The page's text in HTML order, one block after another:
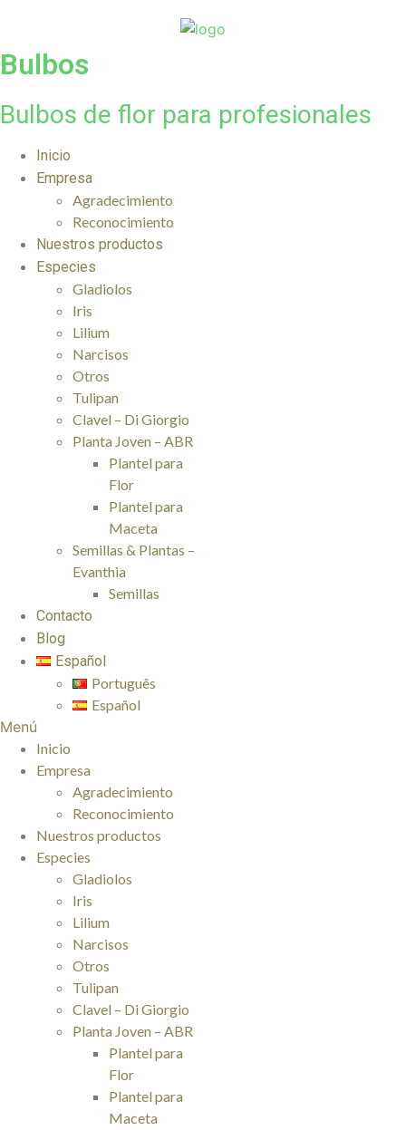
al
contenido
Bulbos
Bulbos de flor para profesionales
Inicio
Empresa
Agradecimiento
Reconocimiento
Nuestros productos
Especies
Gladiolos
Iris
Lilium
Narcisos
Otros
Tulipan
Clavel – Di Giorgio
Planta Joven – ABR
Plantel para
Flor
Plantel para
Maceta
Semillas & Plantas –
Evanthia
Semillas
Contacto
Blog
Español
Português
Español
Menú
Inicio
Empresa
Agradecimiento
Reconocimiento
Nuestros productos
Especies
Gladiolos
Iris
Lilium
Narcisos
Otros
Tulipan
Clavel – Di Giorgio
Planta Joven – ABR
Plantel para
Flor
Plantel para
Maceta